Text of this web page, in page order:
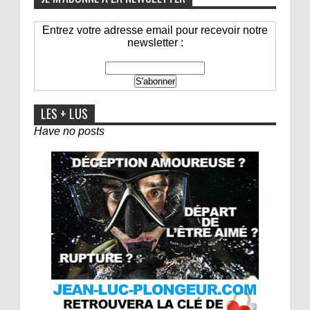
Entrez votre adresse email pour recevoir notre
newsletter :
LES + LUS
Have no posts